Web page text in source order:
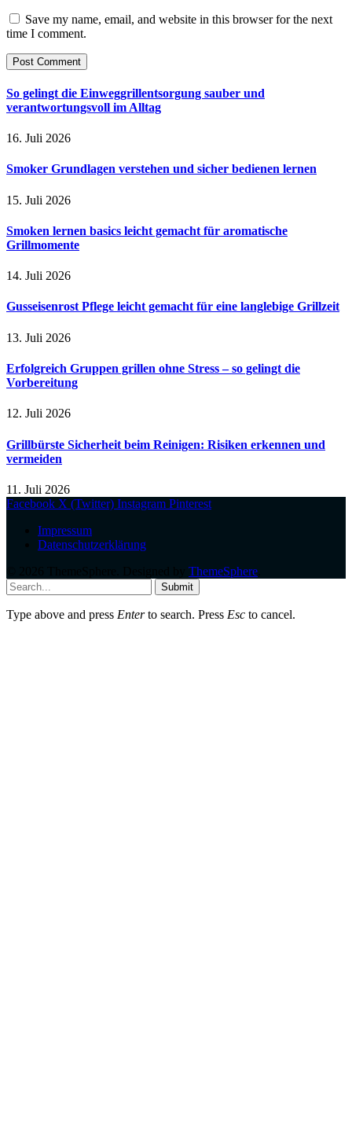
Save my name, email, and website in this browser for the next
time I comment.
So gelingt die Einweggrillentsorgung sauber und
verantwortungsvoll im Alltag
16. Juli 2026
Smoker Grundlagen verstehen und sicher bedienen lernen
15. Juli 2026
Smoken lernen basics leicht gemacht für aromatische
Grillmomente
14. Juli 2026
Gusseisenrost Pflege leicht gemacht für eine langlebige Grillzeit
13. Juli 2026
Erfolgreich Gruppen grillen ohne Stress – so gelingt die
Vorbereitung
12. Juli 2026
Grillbürste Sicherheit beim Reinigen: Risiken erkennen und
vermeiden
11. Juli 2026
Facebook X (Twitter) Instagram Pinterest
Impressum
Datenschutzerklärung
ThemeSphere
Submit
Type above and press Enterto search. Press Esc to cancel.